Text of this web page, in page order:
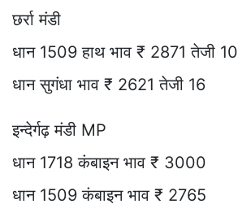
छर्रा मंडी
धान 1509 हाथ भाव ₹ 2871 तेजी 10
धान सुगंधा भाव ₹ 2621 तेजी 16
इन्देर्गढ़ मंडी MP
धान 1718 कंबाइन भाव ₹ 3000
धान 1509 कंबाइन भाव ₹ 2765